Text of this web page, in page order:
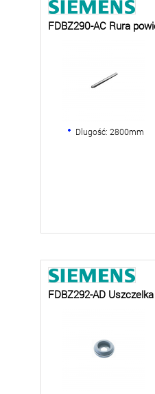
FDBZ290-AC Rura
Dlugość: 2800mm
FDBZ292-AD Uszczelka